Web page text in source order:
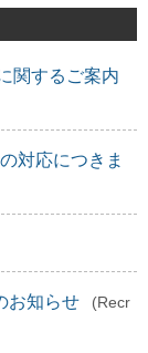
関するご案内
対応につきま
お知らせ
(Recr